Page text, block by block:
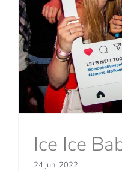
Ice Ice
24 juni 2022